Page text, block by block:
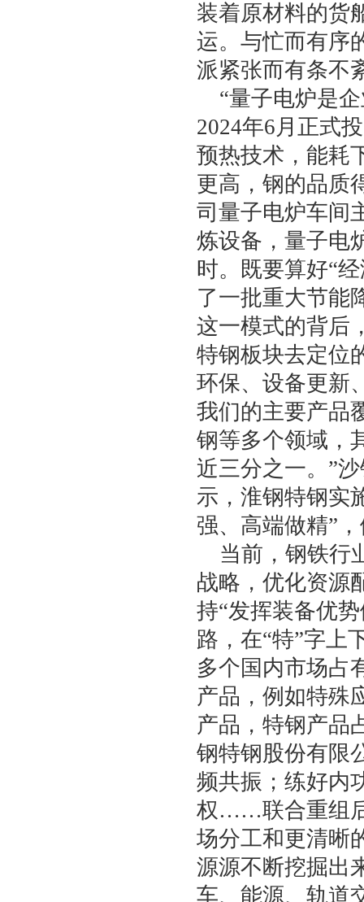
装着原材料的货
运。与忙而有序
派紧张而有条不
“量子电炉是
2024年6月正式
预热技术，能耗
更高，钢的品质
司量子电炉车间
炼设备，量子电
时。既要算好“
了一批重大节能
这一模式的背后
特钢板块去定位
环保、设备更新
我们的主要产品
钢等多个领域，
近三分之一。”
示，淮钢特钢实
强、高端做精”
当前，钢铁行
战略，优化资源
持“发挥装备优
路，在“特”字上
多个国内市场占
产品，例如特殊
产品，特钢产品
钢特钢股份有限
频共振；练好内
权……联合重组
场分工和更清晰
源源不断挖掘出
车、能源、轨道